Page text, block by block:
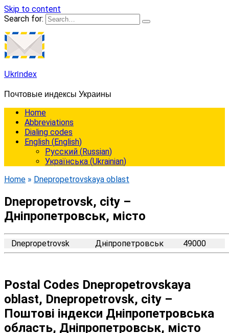
Skip to content
Search for:
Ukrindex
Почтовые индексы Украины
Home
Abbreviations
Dialing codes
English (English)
Русский (Russian)
Українська (Ukrainian)
Home » Dnepropetrovskaya oblast
Dnepropetrovsk, city –
Дніпропетровськ, місто
Dnepropetrovsk Дніпропетровськ 49000
Postal Codes Dnepropetrovskaya
oblast, Dnepropetrovsk, city –
Поштові індекси Дніпропетровська
область, Дніпропетровськ, місто